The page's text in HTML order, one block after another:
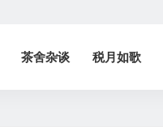
茶舍杂谈 税月如歌